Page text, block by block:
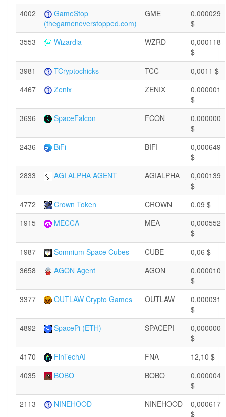
4002
GameStop
(thegameneverstopped.com)
GME
0,000029
$
3553
Wizardia WZRD
0,000118
$
3981
TCryptochicks TCC
0,0011 $
4467
Zenix ZENIX
0,000001
$
3696
SpaceFalcon FCON
0,000000
$
2436
BiFi BIFI
0,000649
$
2833
AGI ALPHA AGENT AGIALPHA
0,000139
$
4772
Crown Token CROWN
0,09 $
1915
MECCA MEA
0,000552
$
1987
Somnium Space Cubes CUBE
0,06 $
3658
AGON Agent AGON
0,000010
$
3377
OUTLAW Crypto Games OUTLAW
0,000031
$
4892
SpacePi (ETH) SPACEPI
0,000000
$
4170
FinTechAI FNA
12,10 $
4035
BOBO BOBO
0,000004
$
2113
NINEHOOD NINEHOOD
0,000617
$